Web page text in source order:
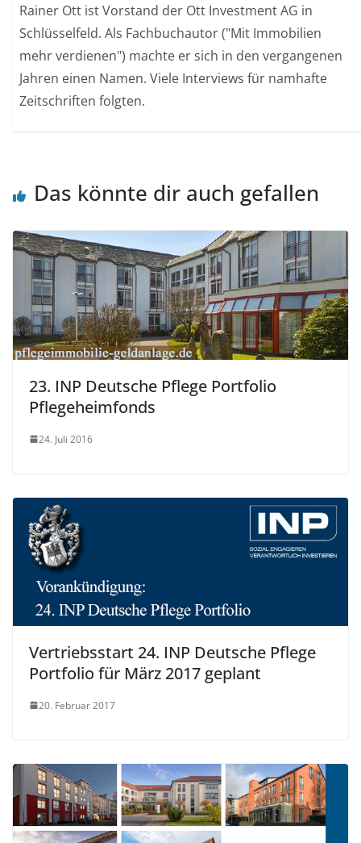
Rainer Ott ist Vorstand der Ott Investment AG in
Schlüsselfeld. Als Fachbuchautor ("Mit Immobilien
mehr verdienen") machte er sich in den vergangenen
Jahren einen Namen. Viele Interviews für namhafte
Zeitschriften folgten.
Das könnte dir auch gefallen
23. INP Deutsche Pflege Portfolio
Pflegeheimfonds
24. Juli 2016
Vertriebsstart 24. INP Deutsche Pflege
Portfolio für März 2017 geplant
20. Februar 2017